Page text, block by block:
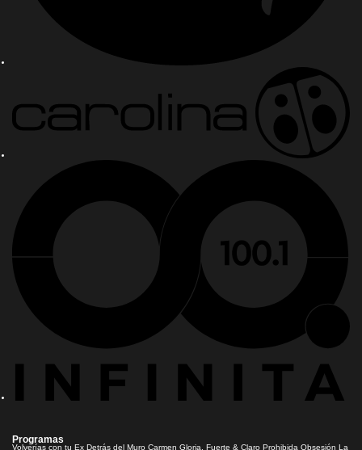
Programas
Volverías con tu Ex Detrás del Muro Carmen Gloria, Fuerte & Claro Prohibida Obsesión La